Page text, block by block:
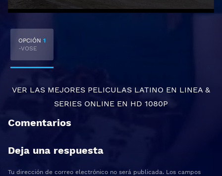
OPCIÓN 1
-VOSE
VER LAS MEJORES PELICULAS LATINO EN LINEA &
SERIES ONLINE EN HD 1080P
Comentarios
Deja una respuesta
Tu dirección de correo electrónico no será publicada. Los campos